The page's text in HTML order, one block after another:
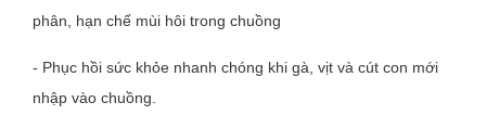
phân, hạn chế mùi hôi trong chuồng
- Phục hồi sức khỏe nhanh chóng khi gà, vịt và cút con mới
nhập vào chuồng.